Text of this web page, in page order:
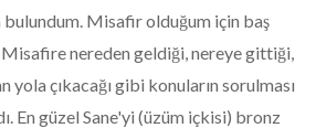
bulundum. Misafir olduğum için baş
Misafire nereden geldiği, nereye gittiği,
yola çıkacağı gibi konuların sorulması
En güzel Sane'yi (üzüm içkisi) bronz